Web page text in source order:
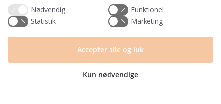
Børneværelset
Sengetøj
Nødvendig
Funktionel
Statistik
Marketing
Kun nødvendige
Accepter alle og luk